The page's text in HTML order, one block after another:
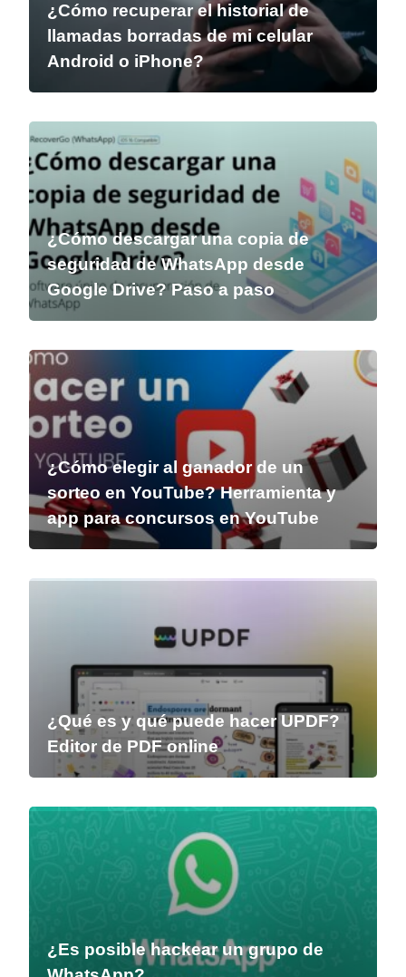
¿Cómo recuperar el historial de
llamadas borradas de mi celular
Android o iPhone?
¿Cómo descargar una copia de
seguridad de WhatsApp desde
Google Drive? Paso a paso
¿Cómo elegir al ganador de un
sorteo en YouTube? Herramienta y
app para concursos en YouTube
¿Qué es y qué puede hacer UPDF?
Editor de PDF online
¿Es posible hackear un grupo de